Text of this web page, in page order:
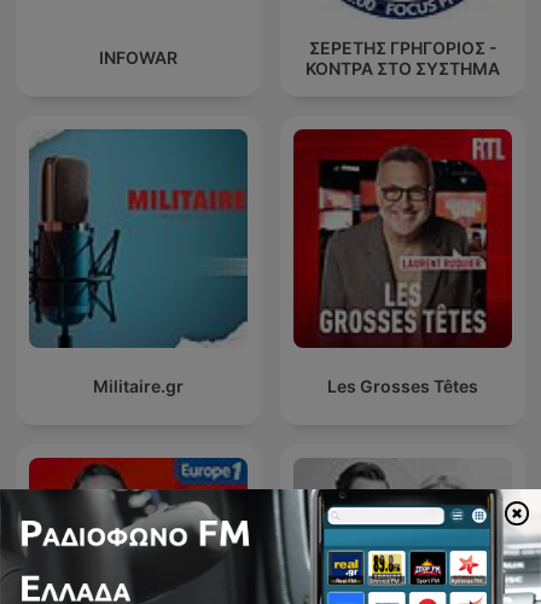
INFOWAR
ΣΕΡΕΤΗΣ ΓΡΗΓΟΡΙΟΣ -
ΚΟΝΤΡΑ ΣΤΟ ΣΥΣΤΗΜΑ
Militaire.gr Les Grosses Têtes